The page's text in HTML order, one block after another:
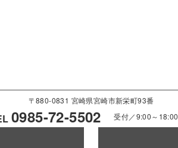
〒880-0831 宮崎県宮崎市新栄町93番
0985-72-5502 受付／9:00～18:00